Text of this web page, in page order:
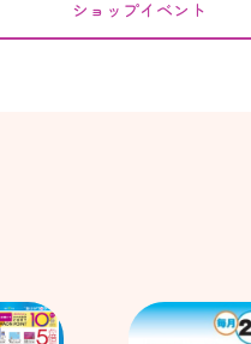
ショップイベント